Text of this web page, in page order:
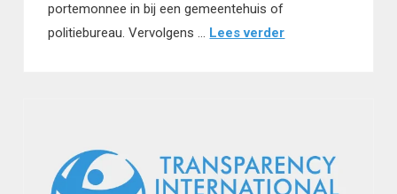
portemonnee in bij een gemeentehuis of
politiebureau. Vervolgens … Lees verder